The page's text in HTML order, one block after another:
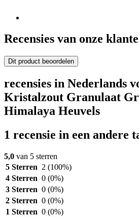
Recensies van onze
Dit product beoordelen
recensies in Nederlands
Kristalzout Granulaat
Himalaya Heuvels
1 recensie in een andere
5,0 van 5 sterren
5 Sterren 2 (100%)
4 Sterren 0 (0%)
3 Sterren 0 (0%)
2 Sterren 0 (0%)
1 Sterren 0 (0%)